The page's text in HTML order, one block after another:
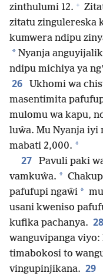
zinthulumi 12. +
zitatu zingulereska
kumwera ndipu
* Nyanja
ndipu michiya ya
26
Ukhomi wa
masentimita
mulomu wa kapu,
luŵa. Mu Nyanja iyi
mabati 2,000. *
27 Pavuli paki
vamkuŵa. *
pafufupi ngaŵi *
usani kweniso
kufika pachanya. 28
wanguvipanga
timabokosi to
vingupinjikana. 29